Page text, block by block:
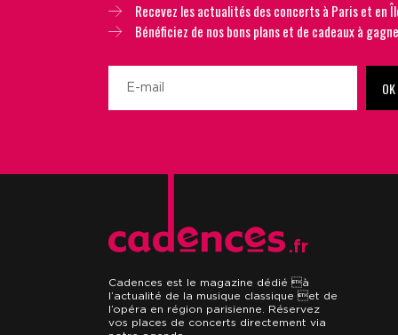
Recevez les actualités des concerts à Paris et en
Bénéficiez de nos bons plans et de cadeaux à
OK
.fr
Cadences est le magazine dédié à
l’actualité de la musique classique et de
l’opéra en région parisienne. Réservez
vos places de concerts directement via